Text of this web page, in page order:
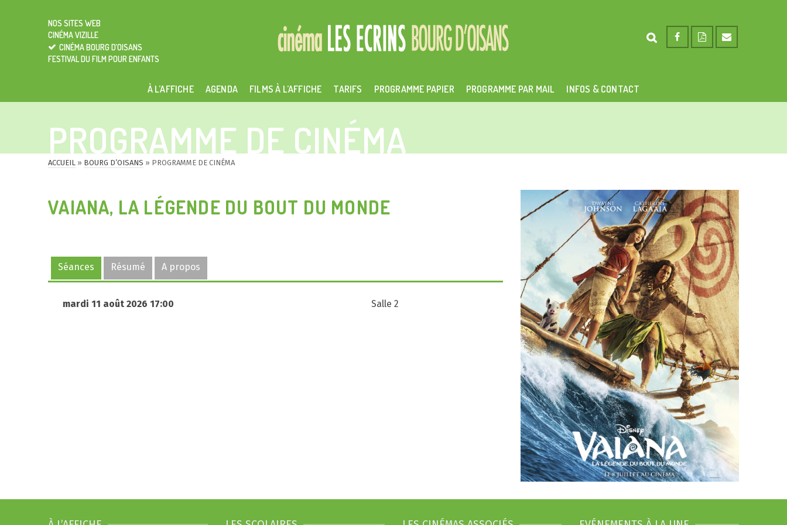
NOS SITES WEB
CINÉMA VIZILLE
CINÉMA BOURG D’OISANS
FESTIVAL DU FILM POUR ENFANTS
À L’AFFICHE AGENDA FILMS À L’AFFICHE TARIFS PROGRAMME PAPIER PROGRAMME PAR MAIL INFOS & CONTACT
PROGRAMME DE CINÉMA
ACCUEIL » BOURG D’OISANS » PROGRAMME DE CINÉMA
VAIANA, LA LÉGENDE DU BOUT DU MONDE
Séances Résumé A propos
mardi 11 août 2026 17:00 Salle 2